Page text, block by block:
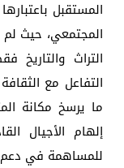
المستقبل
المجتمعي، حيث
التراث
التفاعل مع
ما يرسخ مكانة
إلهام الأجيال
للمساهمة في دعم